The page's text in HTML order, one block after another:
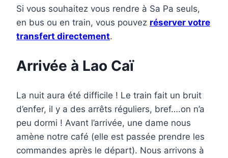
Si vous souhaitez vous rendre à Sa Pa seuls,
en bus ou en train, vous pouvez réserver votre
transfert directement.
Arrivée à Lao Caï
La nuit aura été difficile ! Le train fait un bruit
d’enfer, il y a des arrêts réguliers, bref….on n’a
peu dormi ! Avant l’arrivée, une dame nous
amène notre café (elle est passée prendre les
commandes après le départ). Nous arrivons à